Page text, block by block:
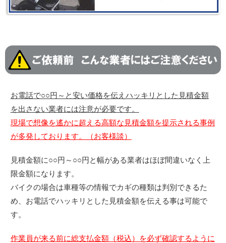
お電話で○○円～と安い価格を伝えハッキリとした見積金額
を出さない業者には注意が必要です。
現場で想像を遙かに超える高額な見積金額を提示される事例
が多発しております。（お客様談）
見積金額に○○円～○○円と幅がある業者はほぼ間違いなく上
限金額になります。
バイクの場合は車種等の情報でカギの種類は判別できるた
め、お電話でハッキリとした見積金額を伝える事は可能で
す。
作業員が来る前に総支払金額（税込）を必ず確認するように